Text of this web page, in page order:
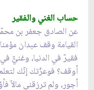
حساب الغني والفقير
عن الصادق جعفر بن
القيامة وقف عبدان
فقيرٌ في الدنيا، وغنيٌّ
أوقف؟ فوعزّتك إنّك
أجور، ولم ترزقني مالاً